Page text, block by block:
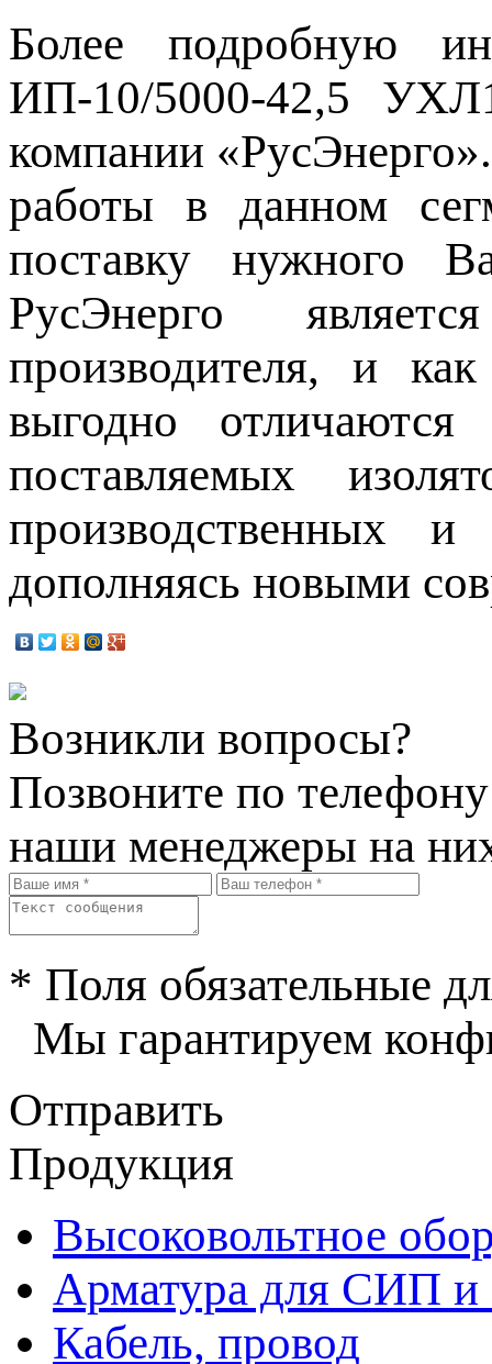
Более подробную
ИП-10/5000-42,5
компании
работы в данном
поставку нужного
РусЭнерго
производителя, и
выгодно
поставляемых
производственных
дополняясь новыми
Возникли вопросы?
Позвоните по
наши менеджеры на
* Поля обязательные
Мы гарантируем
Отправить
Продукция
Высоковольтное
Арматура для СИП
Кабель, провод